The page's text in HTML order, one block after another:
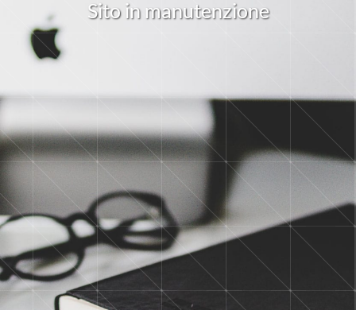
Sito in manutenzione